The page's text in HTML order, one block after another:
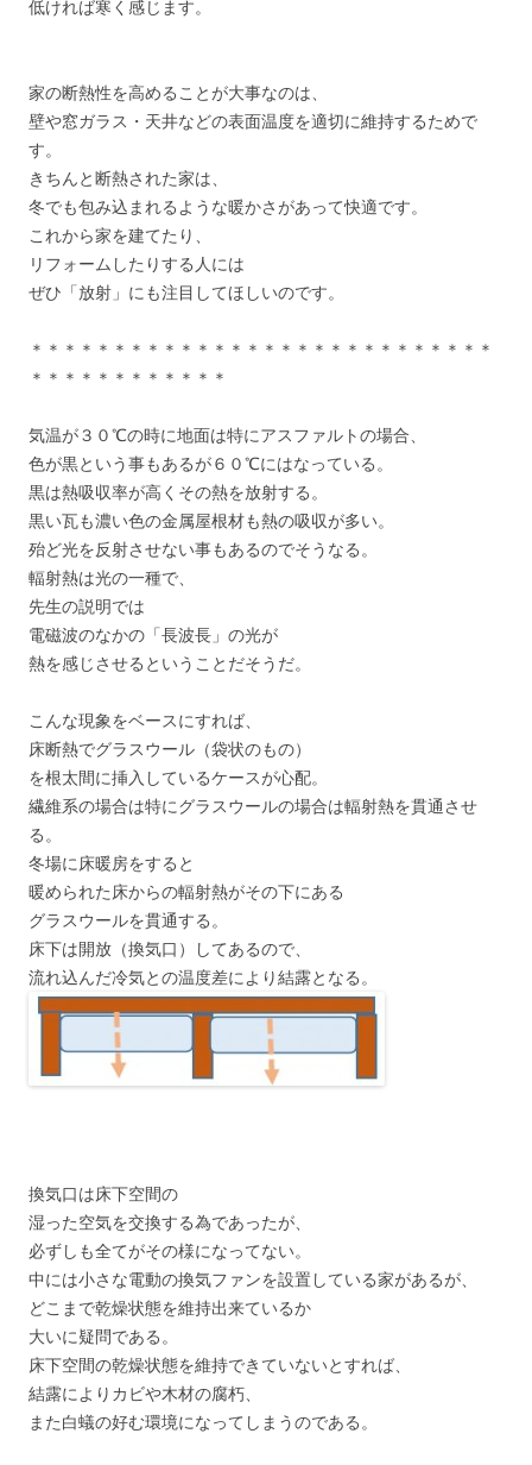
低ければ寒く感じます。
家の断熱性を高めることが大事なのは、
壁や窓ガラス・天井などの表面温度を適切に維持するためで
す。
きちんと断熱された家は、
冬でも包み込まれるような暖かさがあって快適です。
これから家を建てたり、
リフォームしたりする人には
ぜひ「放射」にも注目してほしいのです。
＊＊＊＊＊＊＊＊＊＊＊＊＊＊＊＊＊＊＊＊＊＊＊＊＊＊＊＊
＊＊＊＊＊＊＊＊＊＊＊＊
気温が３０℃の時に地面は特にアスファルトの場合、
色が黒という事もあるが６０℃にはなっている。
黒は熱吸収率が高くその熱を放射する。
黒い瓦も濃い色の金属屋根材も熱の吸収が多い。
殆ど光を反射させない事もあるのでそうなる。
輻射熱は光の一種で、
先生の説明では
電磁波のなかの「長波長」の光が
熱を感じさせるということだそうだ。
こんな現象をベースにすれば、
床断熱でグラスウール（袋状のもの）
を根太間に挿入しているケースが心配。
繊維系の場合は特にグラスウールの場合は輻射熱を貫通させ
る。
冬場に床暖房をすると
暖められた床からの輻射熱がその下にある
グラスウールを貫通する。
床下は開放（換気口）してあるので、
流れ込んだ冷気との温度差により結露となる。
換気口は床下空間の
湿った空気を交換する為であったが、
必ずしも全てがその様になってない。
中には小さな電動の換気ファンを設置している家があるが、
どこまで乾燥状態を維持出来ているか
大いに疑問である。
床下空間の乾燥状態を維持できていないとすれば、
結露によりカビや木材の腐朽、
また白蟻の好む環境になってしまうのである。